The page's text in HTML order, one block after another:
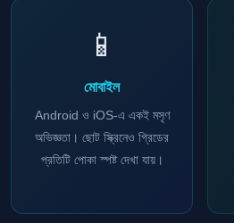
📱
মোবাইল
Android ও iOS-এ একই মসৃণ
অভিজ্ঞতা। ছোট স্ক্রিনেও গ্রিডের
প্রতিটি পোকা স্পষ্ট দেখা যায়।